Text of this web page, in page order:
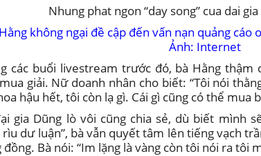
không ngại đề cập đến vấn nạn quảng
Ảnh: Internet
các buổi livestream trước đó, bà Hằng
giải. Nữ doanh nhân cho biết: “Tôi nói
hậu hết, tôi còn lạ gì. Cái gì cũng có thể mua
gia Dũng lò vôi cũng chia sẻ, dù biết mình
rìu dư luận”, bà vẫn quyết tâm lên tiếng vạch
đồng. Bà nói: “Im lặng là vàng còn tôi nói ra tôi